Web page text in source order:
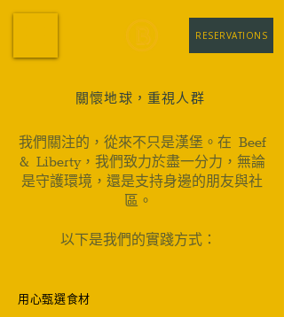
RESERVATIONS
關懷地球，重視人群
我們關注的，從來不只是漢堡。在 Beef
& Liberty，我們致力於盡一分力，無論
是守護環境，還是支持身邊的朋友與社
區。
以下是我們的實踐方式：
用心甄選食材